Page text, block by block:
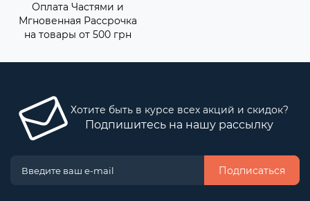
Оплата Частями и
Мгновенная Рассрочка
на товары от 500 грн
Хотите быть в курсе всех акций и скидок?
Подпишитесь на нашу рассылку
Подписаться